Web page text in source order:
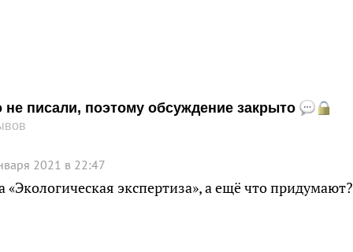
не писали, поэтому обсуждение закрыто
2021 в 22:47
«Экологическая экспертиза», а ещё что придумают?